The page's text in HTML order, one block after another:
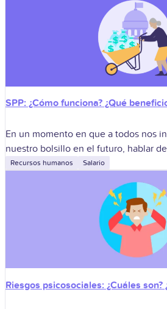
SPP: ¿Cómo funciona? ¿Qué
En un momento en que a todos nos
nuestro bolsillo en el futuro, hablar
Pensiones (SPP) es más importante
Recursos humanos Salario
Riesgos psicosociales: ¿Cuáles